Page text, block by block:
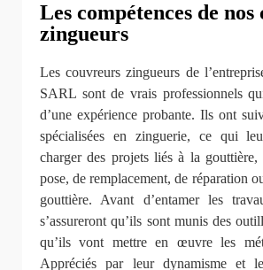
Les compétences de
zingueurs
Les couvreurs zingueurs de
SARL sont de vrais professionnels
d’une expérience probante. Ils ont
spécialisées en zinguerie, ce qui
charger des projets liés à la gouttière,
pose, de remplacement, de réparation
gouttière. Avant d’entamer les
s’assureront qu’ils sont munis des
qu’ils vont mettre en œuvre les
Appréciés par leur dynamisme et